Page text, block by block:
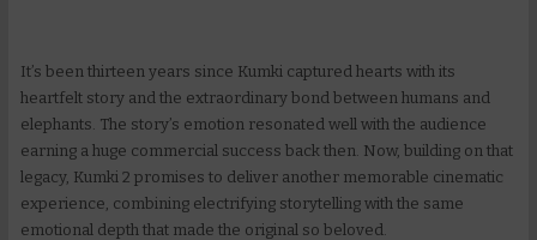
It’s been thirteen years since Kumki captured hearts with its
heartfelt story and the extraordinary bond between humans and
elephants. The story’s emotion resonated well with the audience
earning a huge commercial success back then. Now, building on that
legacy, Kumki 2 promises to deliver another memorable cinematic
experience, combining electrifying storytelling with the same
emotional depth that made the original so beloved.